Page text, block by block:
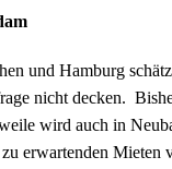
und Hamburg
nicht decken.
wird auch in
erwartenden